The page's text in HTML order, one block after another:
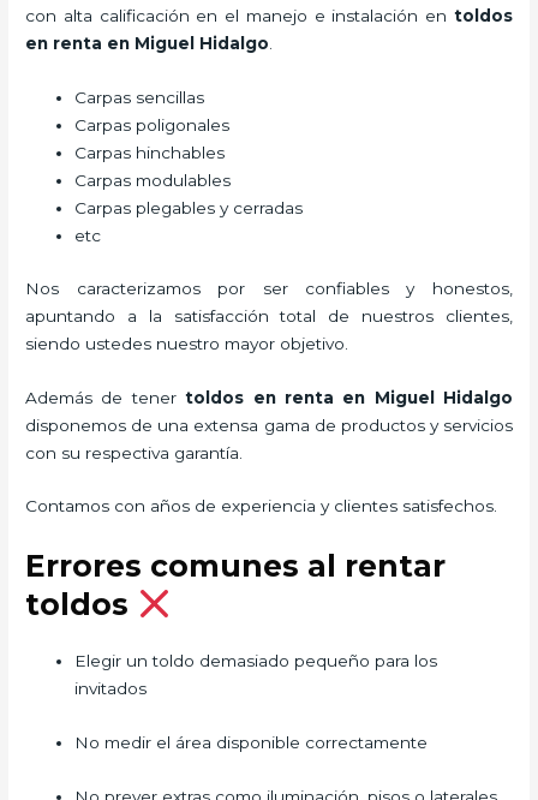
con alta calificación en el manejo e instalación en toldos
en renta en Miguel Hidalgo.
Carpas sencillas
Carpas poligonales
Carpas hinchables
Carpas modulables
Carpas plegables y cerradas
etc
Nos caracterizamos por ser confiables y honestos,
apuntando a la satisfacción total de nuestros clientes,
siendo ustedes nuestro mayor objetivo.
Además de tenertoldos en renta en Miguel Hidalgo
disponemos de una extensa gama de productos y servicios
con su respectiva garantía.
Contamos con años de experiencia y clientes satisfechos.
Errores comunes al rentar
toldos
Elegir un toldo demasiado pequeño para los
invitados
No medir el área disponible correctamente